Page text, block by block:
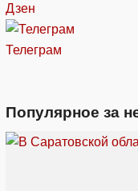
Дзен
Телеграм
Популярное за